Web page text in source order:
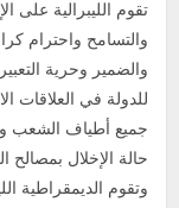
تقوم الليبرالية على
والتسامح واحترام
والضمير وحرية
للدولة في العلاقات
جميع أطياف الشعب
حالة الإخلال بمصالح
وتقوم الديمقراطية